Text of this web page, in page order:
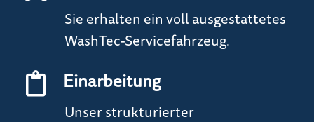
Sie erhalten ein voll ausgestattetes
WashTec-Servicefahrzeug.
Einarbeitung
Unser strukturierter